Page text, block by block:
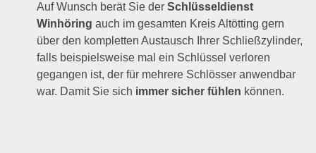
Auf Wunsch berät Sie derSchlüsseldienst
Winhöring auch im gesamten Kreis Altötting gern
über den kompletten Austausch Ihrer Schließzylinder,
falls beispielsweise mal ein Schlüssel verloren
gegangen ist, der für mehrere Schlösser anwendbar
war. Damit Sie sich immer sicher fühlen können.